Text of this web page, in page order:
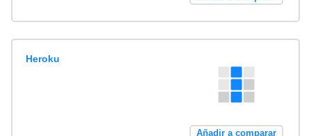
Heroku
Añadir a comparar